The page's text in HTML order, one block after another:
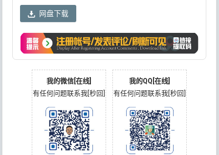
网盘下载
我的微信[在线]
有任何问题联系我[秒回]
我的QQ[在线]
有任何问题联系我[秒回]